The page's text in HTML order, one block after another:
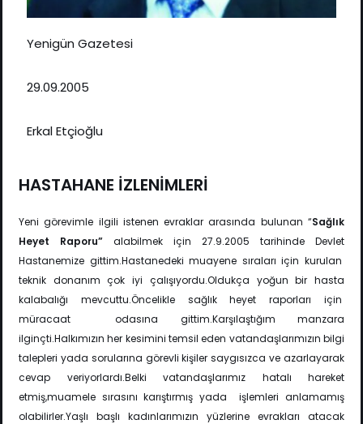
Yenigün Gazetesi
29.09.2005
Erkal Etçioğlu
HASTAHANE İZLENİMLERİ
Yeni görevimle ilgili istenen evraklar arasında bulunan “Sağlık
Heyet Raporu” alabilmek için 27.9.2005 tarihinde Devlet
Hastanemize gittim.Hastanedeki muayene sıraları için kurulan
teknik donanım çok iyi çalışıyordu.Oldukça yoğun bir hasta
kalabalığı mevcuttu.Öncelikle sağlık heyet raporları için
müracaat odasına gittim.Karşılaştığım manzara
ilginçti.Halkımızın her kesimini temsil eden vatandaşlarımızın bilgi
talepleri yada sorularına görevli kişiler saygısızca ve azarlayarak
cevap veriyorlardı.Belki vatandaşlarımız hatalı hareket
etmiş,muamele sırasınıkarıştırmış yada işlemleri anlamamış
olabilirler.Yaşlı başlı kadınlarımızın yüzlerine evrakları atacak